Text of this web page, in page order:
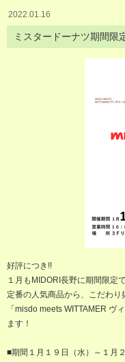
2022.01.16
ミスタードーナツ期間限
好評につき!!
１月もMIDORI長野に期間限定
定番の人気商品から、こだわり
「misdo meets WITTAMER ヴ
ます！
■期間１月１９日（水）～１月２